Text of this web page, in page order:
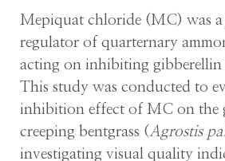
Mepiquat chloride (MC) was
regulator of quarternary
acting on inhibiting gibberellin
This study was conducted to
inhibition effect of MC on the
creeping bentgrass (Agrostis
investigating visual quality